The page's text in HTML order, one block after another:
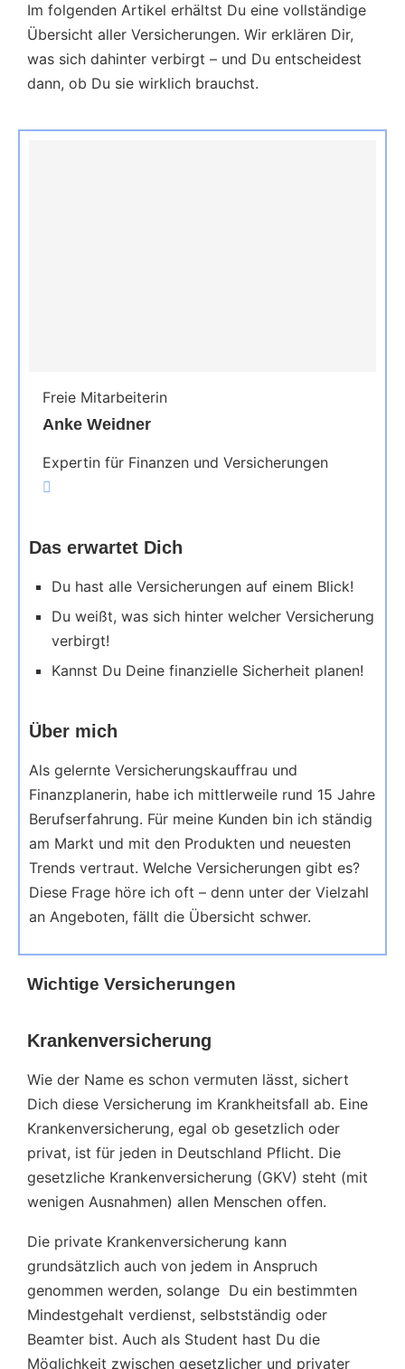
Im folgenden Artikel erhältst Du eine vollständige
Übersicht aller Versicherungen. Wir erklären Dir,
was sich dahinter verbirgt – und Du entscheidest
dann, ob Du sie wirklich brauchst.
Freie Mitarbeiterin
Anke Weidner
Expertin für Finanzen und Versicherungen
Das erwartet Dich
Du hast alle Versicherungen auf einem Blick!
Du weißt, was sich hinter welcher Versicherung
verbirgt!
Kannst Du Deine finanzielle Sicherheit planen!
Über mich
Als gelernte Versicherungskauffrau und
Finanzplanerin, habe ich mittlerweile rund 15 Jahre
Berufserfahrung. Für meine Kunden bin ich ständig
am Markt und mit den Produkten und neuesten
Trends vertraut. Welche Versicherungen gibt es?
Diese Frage höre ich oft – denn unter der Vielzahl
an Angeboten, fällt die Übersicht schwer.
Wichtige Versicherungen
Krankenversicherung
Wie der Name es schon vermuten lässt, sichert
Dich diese Versicherung im Krankheitsfall ab. Eine
Krankenversicherung, egal ob gesetzlich oder
privat, ist für jeden in Deutschland Pflicht. Die
gesetzliche Krankenversicherung (GKV) steht (mit
wenigen Ausnahmen) allen Menschen offen.
Die private Krankenversicherung kann
grundsätzlich auch von jedem in Anspruch
genommen werden, solange Du ein bestimmten
Mindestgehalt verdienst, selbstständig oder
Beamter bist. Auch als Student hast Du die
Möglichkeit zwischen gesetzlicher und privater